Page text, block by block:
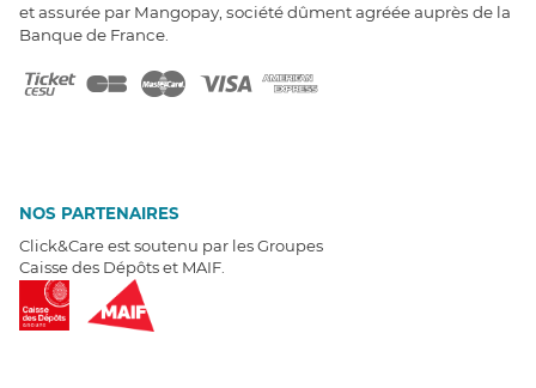
et assurée par Mangopay, société dûment agréée auprès de la
Banque de France.
NOS PARTENAIRES
Click&Care est soutenu par les Groupes
Caisse des Dépôts et MAIF.